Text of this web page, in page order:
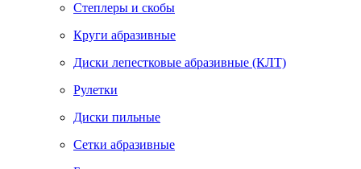
Степлеры и скобы
Круги абразивные
Диски лепестковые абразивные (КЛТ)
Рулетки
Диски пильные
Сетки абразивные